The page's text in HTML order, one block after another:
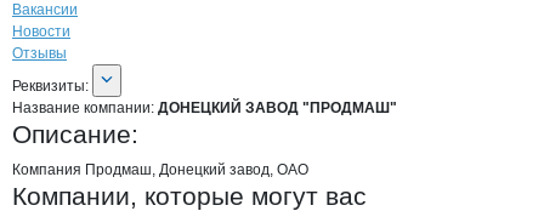
Вакансии
Новости
Отзывы
О компании
Реквизиты
Реквизиты:
Название компании: ДОНЕЦКИЙ ЗАВОД "ПРОДМАШ"
Описание:
Компания Продмаш, Донецкий завод, ОАО
Компании, которые могут вас